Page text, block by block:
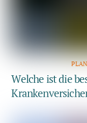
Welche ist die